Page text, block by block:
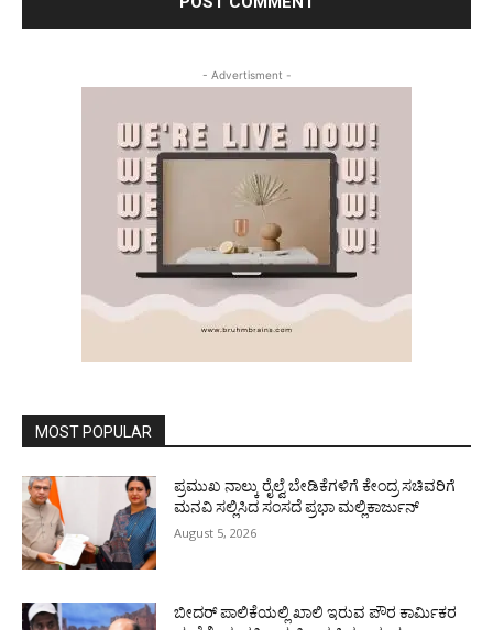
- Advertisment -
MOST POPULAR
ಪ್ರಮುಖ ನಾಲ್ಕು ರೈಲ್ವೆ ಬೇಡಿಕೆಗಳಿಗೆ ಕೇಂದ್ರ ಸಚಿವರಿಗೆ
ಮನವಿ ಸಲ್ಲಿಸಿದ ಸಂಸದೆ ಪ್ರಭಾ ಮಲ್ಲಿಕಾರ್ಜುನ್
August 5, 2026
ಬೀದರ್ ಪಾಲಿಕೆಯಲ್ಲಿ ಖಾಲಿ ಇರುವ ಪೌರ ಕಾರ್ಮಿಕರ